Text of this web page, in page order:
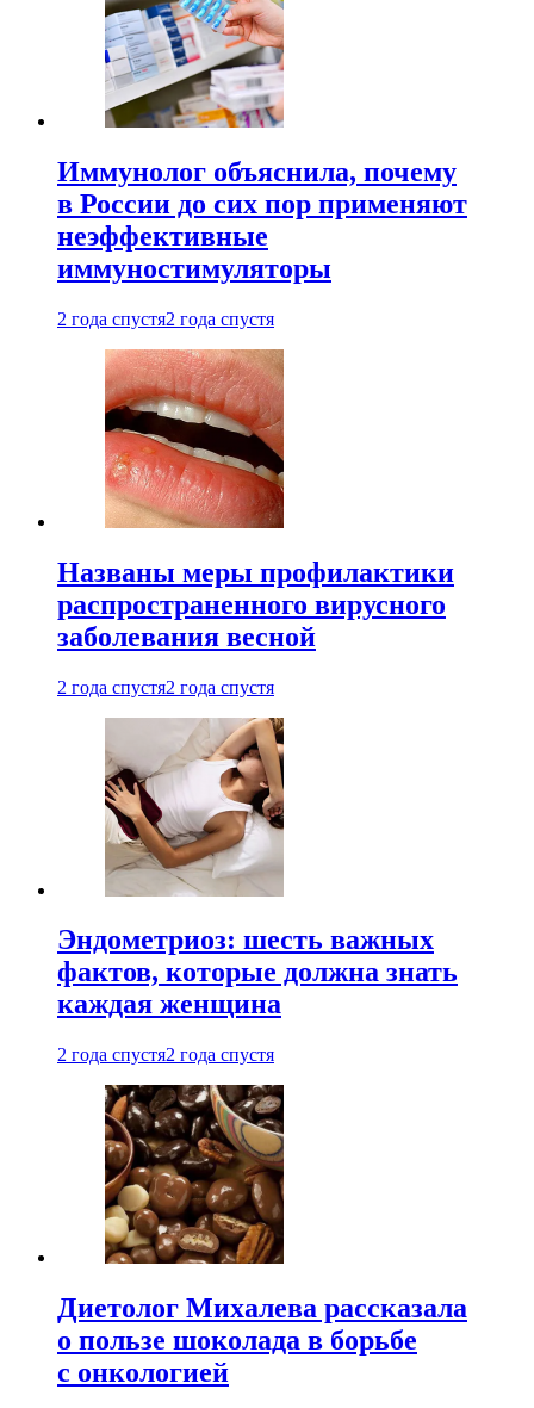
Иммунолог объяснила, почему
в России до сих пор применяют
неэффективные
иммуностимуляторы
2 года спустя2 года спустя
Названы меры профилактики
распространенного вирусного
заболевания весной
2 года спустя2 года спустя
Эндометриоз: шесть важных
фактов, которые должна знать
каждая женщина
2 года спустя2 года спустя
Диетолог Михалева рассказала
о пользе шоколада в борьбе
с онкологией